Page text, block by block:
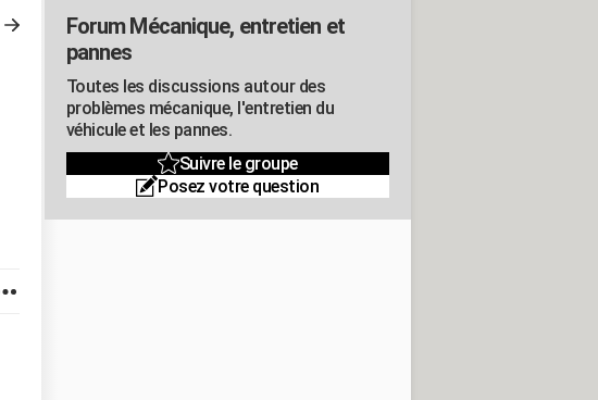
Forum Mécanique, entretien et
pannes
Toutes les discussions autour des
problèmes mécanique, l'entretien du
véhicule et les pannes.
Suivre le groupe
Posez votre question